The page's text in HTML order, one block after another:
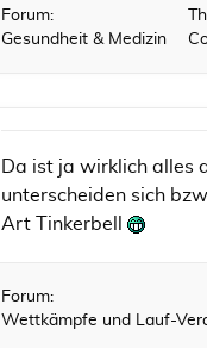
Forum:
Gesundheit & Medizin
Da ist ja wirklich alles
unterscheiden sich
Art Tinkerbell
Forum:
Wettkämpfe und Lauf-